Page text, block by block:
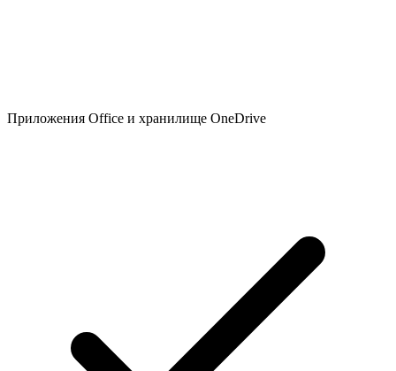
Приложения Office и хранилище OneDrive